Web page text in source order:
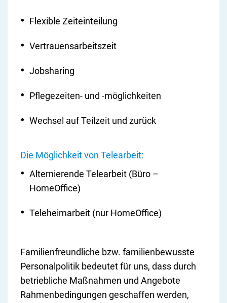
Flexible Zeiteinteilung
Vertrauensarbeitszeit
Jobsharing
Pflegezeiten- und -möglichkeiten
Wechsel auf Teilzeit und zurück
Die Möglichkeit von Telearbeit:
Alternierende Telearbeit (Büro –
HomeOffice)
Teleheimarbeit (nur HomeOffice)
Familienfreundliche bzw. familienbewusste
Personalpolitik bedeutet für uns, dass durch
betriebliche Maßnahmen und Angebote
Rahmenbedingungen geschaffen werden,